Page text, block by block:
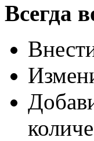
Всегда